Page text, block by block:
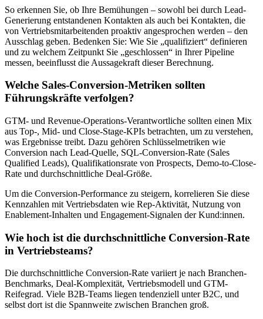
So erkennen Sie, ob Ihre Bemühungen – sowohl bei durch Lead-
Generierung entstandenen Kontakten als auch bei Kontakten, die
von Vertriebsmitarbeitenden proaktiv angesprochen werden – den
Ausschlag geben. Bedenken Sie: Wie Sie „qualifiziert“ definieren
und zu welchem Zeitpunkt Sie „geschlossen“ in Ihrer Pipeline
messen, beeinflusst die Aussagekraft dieser Berechnung.
Welche Sales-Conversion-Metriken sollten
Führungskräfte verfolgen?
GTM- und Revenue-Operations-Verantwortliche sollten einen Mix
aus Top-, Mid- und Close-Stage-KPIs betrachten, um zu verstehen,
was Ergebnisse treibt. Dazu gehören Schlüsselmetriken wie
Conversion nach Lead-Quelle, SQL-Conversion-Rate (Sales
Qualified Leads), Qualifikationsrate von Prospects, Demo-to-Close-
Rate und durchschnittliche Deal-Größe.
Um die Conversion-Performance zu steigern, korrelieren Sie diese
Kennzahlen mit Vertriebsdaten wie Rep-Aktivität, Nutzung von
Enablement-Inhalten und Engagement-Signalen der Kund:innen.
Wie hoch ist die durchschnittliche Conversion-Rate
in Vertriebsteams?
Die durchschnittliche Conversion-Rate variiert je nach Branchen-
Benchmarks, Deal-Komplexität, Vertriebsmodell und GTM-
Reifegrad. Viele B2B-Teams liegen tendenziell unter B2C, und
selbst dort ist die Spannweite zwischen Branchen groß.